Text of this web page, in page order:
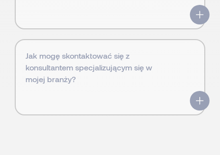
Jak mogę skontaktować się z
konsultantem specjalizującym się w
mojej branży?